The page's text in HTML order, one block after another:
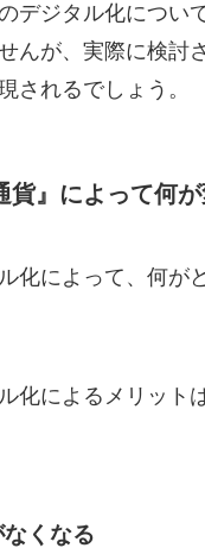
デジタル化につい
んが、実際に検討
されるでしょう。
貨』によって何が
化によって、何が
化によるメリット
くなる